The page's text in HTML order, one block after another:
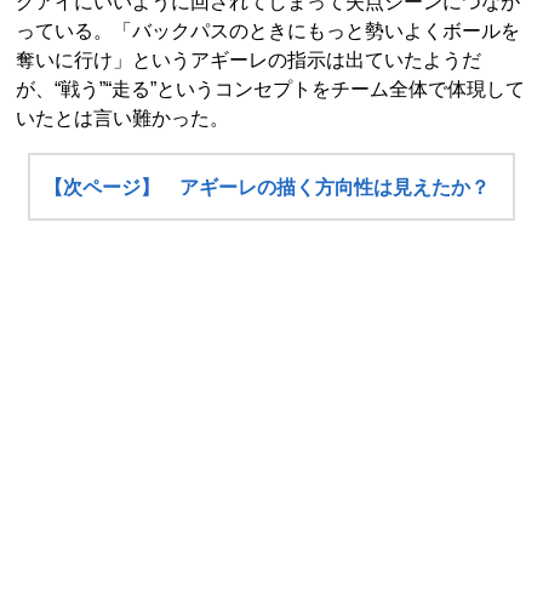
っている。「バックパスのときにもっと勢いよくボールを
奪いに行け」というアギーレの指示は出ていたようだ
が、“戦う”“走る”というコンセプトをチーム全体で体現して
いたとは言い難かった。
【次ページ】 アギーレの描く方向性は見えたか？